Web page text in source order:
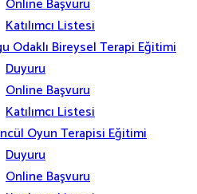
Online Başvuru
Katılımcı Listesi
Odaklı Bireysel Terapi Eğitimi
Duyuru
Online Başvuru
Katılımcı Listesi
Oyun Terapisi Eğitimi
Duyuru
Online Başvuru